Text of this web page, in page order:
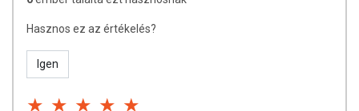
Hasznos ez az értékelés?
Igen